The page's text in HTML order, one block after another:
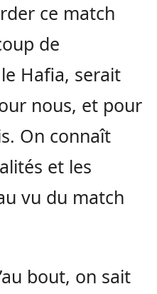
ce match
de
Hafia, serait
nous, et pour
On connaît
et les
vu du match
bout, on sait